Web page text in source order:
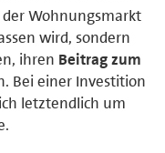
Wohnungsmarkt
wird, sondern
ihren Beitrag zum
Bei einer Investition
letztendlich um